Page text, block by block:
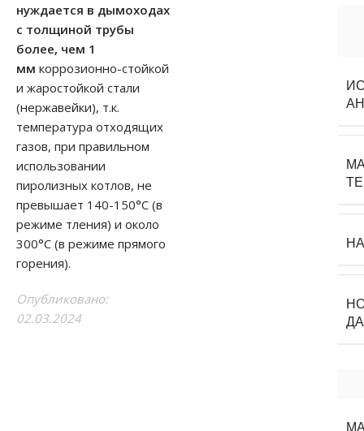
нуждается в дымоходах
с толщиной трубы
более, чем 1
мм коррозионно-стойкой
и жаростойкой стали
(нержавейки), т.к.
температура отходящих
газов, при правильном
использовании
пиролизных котлов, не
превышает 140-150°С (в
режиме тления) и около
300°С (в режиме прямого
горения).
Опубликовано:
02.03.2024